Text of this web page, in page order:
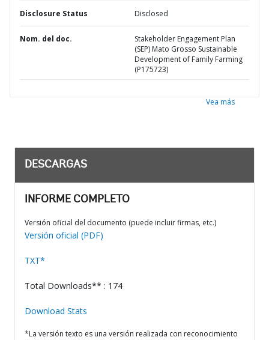
Disclosure Status Disclosed
Nom. del doc.
Stakeholder Engagement Plan
(SEP) Mato Grosso Sustainable
Development of Family Farming
(P175723)
Vea más
DESCARGAS
INFORME COMPLETO
Versión oficial del documento (puede incluir firmas, etc.)
Versión oficial (PDF)
TXT*
Total Downloads** : 174
Download Stats
*La versión texto es una versión realizada con reconocimiento